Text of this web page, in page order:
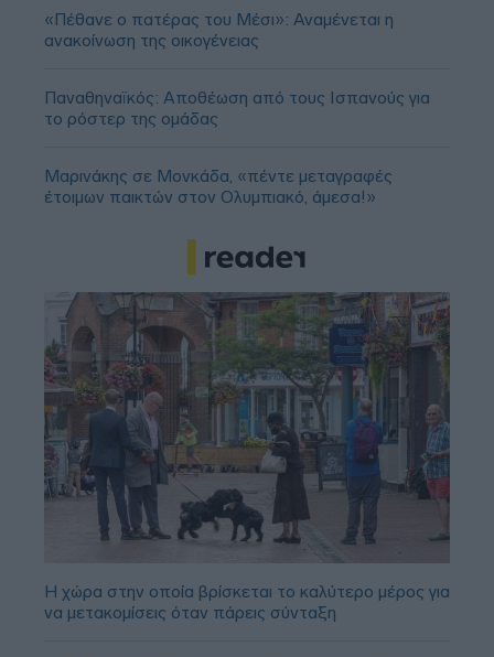
«Πέθανε ο πατέρας του Μέσι»: Αναμένεται η
ανακοίνωση της οικογένειας
Παναθηναϊκός: Αποθέωση από τους Ισπανούς για
το ρόστερ της ομάδας
Μαρινάκης σε Μονκάδα, «πέντε μεταγραφές
έτοιμων παικτών στον Ολυμπιακό, άμεσα!»
Η χώρα στην οποία βρίσκεται το καλύτερο μέρος για
να μετακομίσεις όταν πάρεις σύνταξη